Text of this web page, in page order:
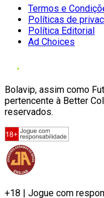
Termos e
Políticas de
Política Editorial
Ad Choices
Bolavip, assim como
pertencente à Better
reservados.
+18 | Jogue com